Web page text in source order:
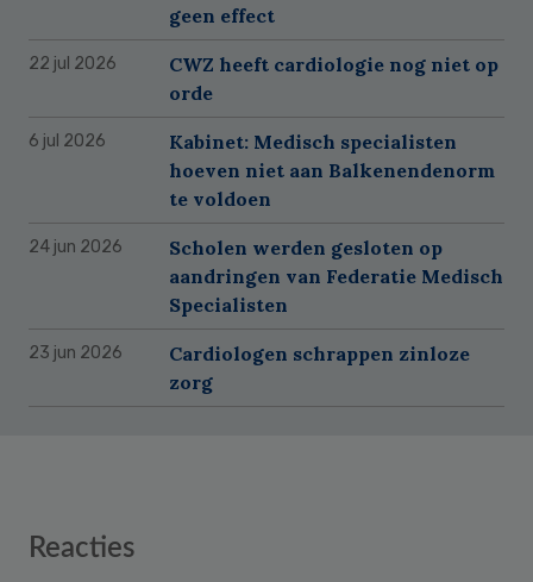
geen effect
22 jul 2026
CWZ heeft cardiologie nog niet op
orde
6 jul 2026
Kabinet: Medisch specialisten
hoeven niet aan Balkenendenorm
te voldoen
24 jun 2026
Scholen werden gesloten op
aandringen van Federatie Medisch
Specialisten
23 jun 2026
Cardiologen schrappen zinloze
zorg
Reader
Reacties